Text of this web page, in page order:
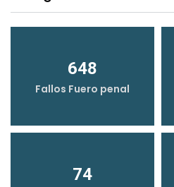
648
Fallos Fuero penal
74